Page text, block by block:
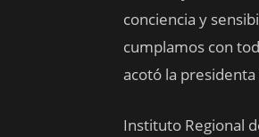
conciencia y
cumplamos con
acotó la
Instituto Regional